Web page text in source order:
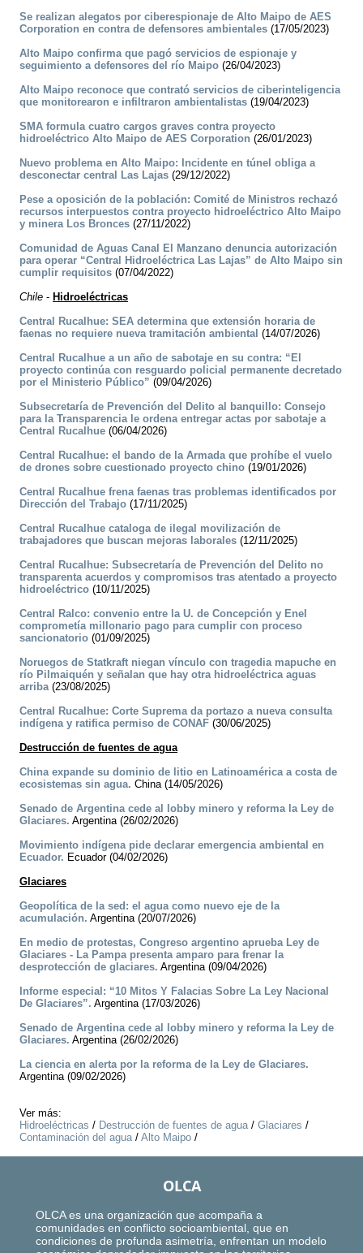
Se realizan alegatos por ciberespionaje de Alto Maipo de AES
Corporation en contra de defensores ambientales (17/05/2023)
Alto Maipo confirma que pagó servicios de espionaje y
seguimiento a defensores del río Maipo (26/04/2023)
Alto Maipo reconoce que contrató servicios de ciberinteligencia
que monitorearon e infiltraron ambientalistas (19/04/2023)
SMA formula cuatro cargos graves contra proyecto
hidroeléctrico Alto Maipo de AES Corporation (26/01/2023)
Nuevo problema en Alto Maipo: Incidente en túnel obliga a
desconectar central Las Lajas (29/12/2022)
Pese a oposición de la población: Comité de Ministros rechazó
recursos interpuestos contra proyecto hidroeléctrico Alto Maipo
y minera Los Bronces (27/11/2022)
Comunidad de Aguas Canal El Manzano denuncia autorización
para operar “Central Hidroeléctrica Las Lajas” de Alto Maipo sin
cumplir requisitos (07/04/2022)
Chile - Hidroeléctricas
Central Rucalhue: SEA determina que extensión horaria de
faenas no requiere nueva tramitación ambiental (14/07/2026)
Central Rucalhue a un año de sabotaje en su contra: “El
proyecto continúa con resguardo policial permanente decretado
por el Ministerio Público” (09/04/2026)
Subsecretaría de Prevención del Delito al banquillo: Consejo
para la Transparencia le ordena entregar actas por sabotaje a
Central Rucalhue (06/04/2026)
Central Rucalhue: el bando de la Armada que prohíbe el vuelo
de drones sobre cuestionado proyecto chino (19/01/2026)
Central Rucalhue frena faenas tras problemas identificados por
Dirección del Trabajo (17/11/2025)
Central Rucalhue cataloga de ilegal movilización de
trabajadores que buscan mejoras laborales (12/11/2025)
Central Rucalhue: Subsecretaría de Prevención del Delito no
transparenta acuerdos y compromisos tras atentado a proyecto
hidroeléctrico (10/11/2025)
Central Ralco: convenio entre la U. de Concepción y Enel
comprometía millonario pago para cumplir con proceso
sancionatorio (01/09/2025)
Noruegos de Statkraft niegan vínculo con tragedia mapuche en
río Pilmaiquén y señalan que hay otra hidroeléctrica aguas
arriba(23/08/2025)
Central Rucalhue: Corte Suprema da portazo a nueva consulta
indígena y ratifica permiso de CONAF (30/06/2025)
Destrucción de fuentes de agua
China expande su dominio de litio en Latinoamérica a costa de
ecosistemas sin agua. China (14/05/2026)
Senado de Argentina cede al lobby minero y reforma la Ley de
Glaciares. Argentina (26/02/2026)
Movimiento indígena pide declarar emergencia ambiental en
Ecuador. Ecuador (04/02/2026)
Glaciares
Geopolítica de la sed: el agua como nuevo eje de la
acumulación. Argentina (20/07/2026)
En medio de protestas, Congreso argentino aprueba Ley de
Glaciares - La Pampa presenta amparo para frenar la
desprotección de glaciares. Argentina (09/04/2026)
Informe especial: “10 Mitos Y Falacias Sobre La Ley Nacional
De Glaciares”. Argentina (17/03/2026)
Senado de Argentina cede al lobby minero y reforma la Ley de
Glaciares. Argentina (26/02/2026)
La ciencia en alerta por la reforma de la Ley de Glaciares.
Argentina (09/02/2026)
Ver más:
Hidroeléctricas / Destrucción de fuentes de agua/ Glaciares /
Contaminación del agua/ Alto Maipo /
OLCA
OLCA es una organización que acompaña a
comunidades en conflicto socioambiental, que en
condiciones de profunda asimetría, enfrentan un modelo